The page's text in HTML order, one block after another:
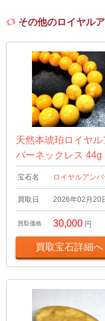
その他のロイヤル
天然本琥珀ロイヤル
バーネックレス 44g
宝石名 ロイヤルアンバ
買取日 2026年02月20
買取価格 30,000 円
買取宝石詳細へ